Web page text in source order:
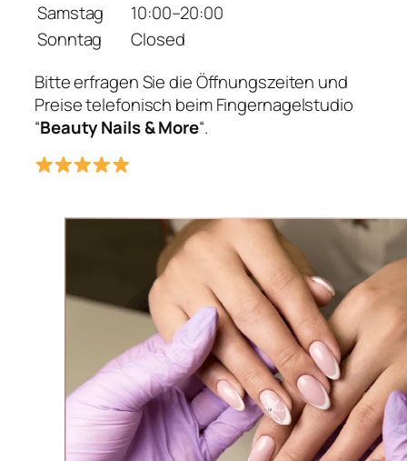
Samstag
10:00–20:00
Sonntag
Closed
Bitte erfragen Sie die Öffnungszeiten und
Preise telefonisch beim Fingernagelstudio
“Beauty Nails & More“.